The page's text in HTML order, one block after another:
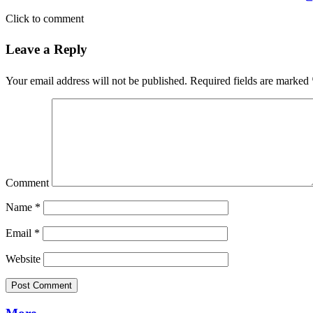
Click to comment
Leave a Reply
Your email address will not be published. Required fields are marked
Comment
Name *
Email *
Website